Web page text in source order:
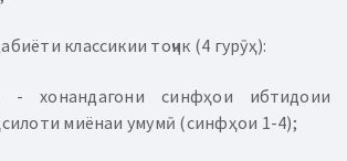
классикии тоҷик (4 гурӯҳ):
- хонандагони синфҳои ибтидоии
миёнаи умумӣ (синфҳои 1-4);